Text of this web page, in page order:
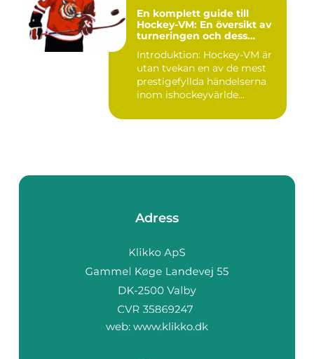
En komplett guide till
Hockey-VM: En översikt av
turneringen och dess
Introduktion: Hockey-VM är
utan tvekan en av de mest
prestigefyllda händelserna
inom ishockeyvärlde...
Adress
web: www.klikko.dk